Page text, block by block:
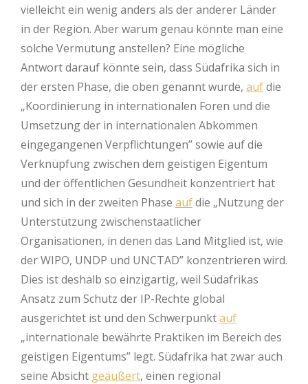
vielleicht ein wenig anders als der anderer Länder
in der Region. Aber warum genau könnte man eine
solche Vermutung anstellen? Eine mögliche
Antwort darauf könnte sein, dass Südafrika sich in
der ersten Phase, die oben genannt wurde, aufdie
„Koordinierung in internationalen Foren und die
Umsetzung der in internationalen Abkommen
eingegangenen Verpflichtungen” sowie auf die
Verknüpfung zwischen dem geistigen Eigentum
und der öffentlichen Gesundheit konzentriert hat
und sich in der zweiten Phase aufdie „Nutzung der
Unterstützung zwischenstaatlicher
Organisationen, in denen das Land Mitglied ist, wie
der WIPO, UNDP und UNCTAD” konzentrieren wird.
Dies ist deshalb so einzigartig, weil Südafrikas
Ansatz zum Schutz der IP-Rechte global
ausgerichtet ist und den Schwerpunktauf
„internationale bewährte Praktiken im Bereich des
geistigen Eigentums” legt. Südafrika hat zwar auch
seine Absicht geäußert, einen regional